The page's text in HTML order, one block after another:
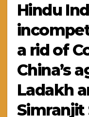
Hindu
a rid of
China’s
Ladakh
Simranjit